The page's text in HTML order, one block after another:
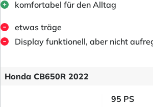
komfortabel für den Alltag
etwas träge
Display funktionell, aber nicht
Honda CB650R 2022
95 PS